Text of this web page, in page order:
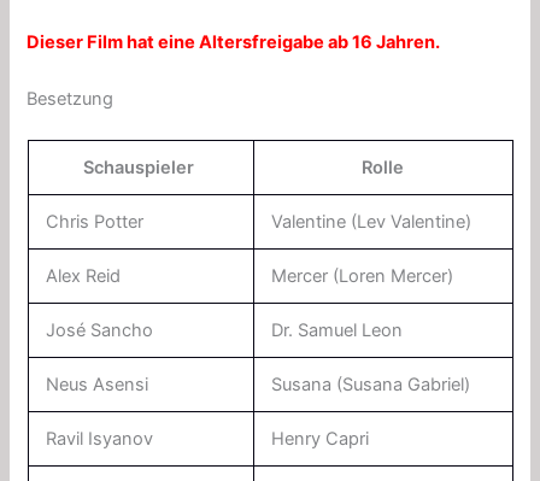
Dieser Film hat eine Altersfreigabe ab 16 Jahren.
Besetzung
Schauspieler Rolle
Chris Potter Valentine (Lev Valentine)
Alex Reid Mercer (Loren Mercer)
José Sancho Dr. Samuel Leon
Neus Asensi Susana (Susana Gabriel)
Ravil Isyanov Henry Capri